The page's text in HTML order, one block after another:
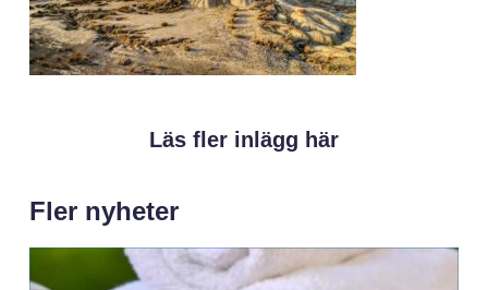
Läs fler inlägg här
Fler nyheter